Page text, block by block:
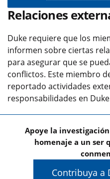
Relaciones
Duke requiere que los
informen sobre ciertas
para asegurar que se
conflictos. Este miembro
reportado actividades
responsabilidades en
Apoye la
homenaje a un ser
Contribuya a